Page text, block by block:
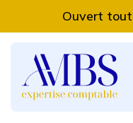
Ouvert tout l’été,